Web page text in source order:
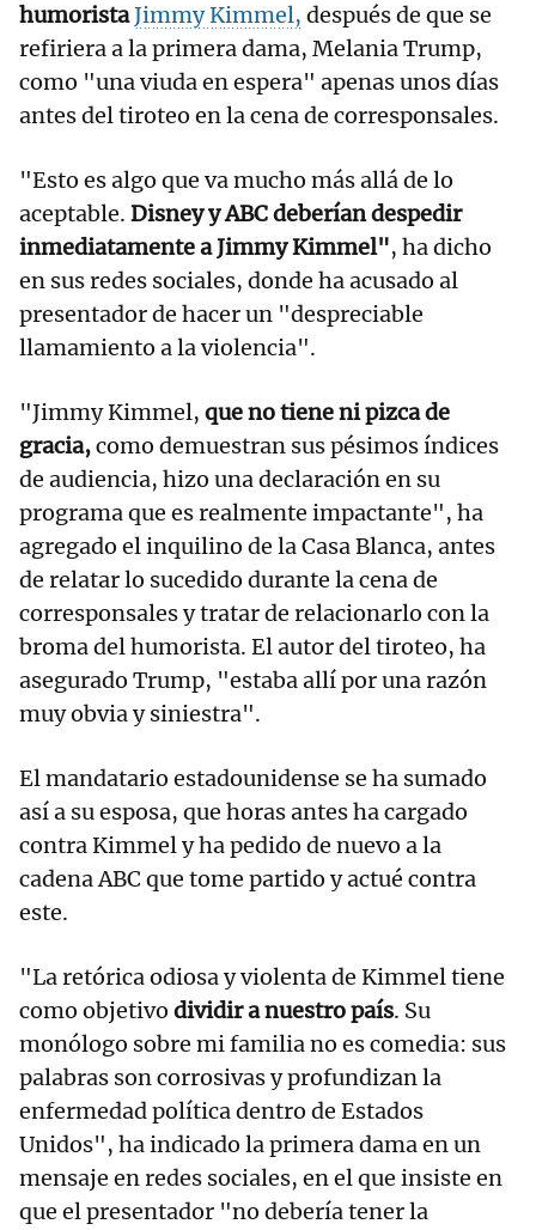
humoristaJimmy Kimmel, después de que se
refiriera a la primera dama, Melania Trump,
como "una viuda en espera" apenas unos días
antes del tiroteo en la cena de corresponsales.
"Esto es algo que va mucho más allá de lo
aceptable. Disney y ABC deberían despedir
inmediatamente a Jimmy Kimmel", ha dicho
en sus redes sociales, donde ha acusado al
presentador de hacer un "despreciable
llamamiento a la violencia".
"Jimmy Kimmel, que no tiene ni pizca de
gracia,como demuestran sus pésimos índices
de audiencia, hizo una declaración en su
programa que es realmente impactante", ha
agregado el inquilino de la Casa Blanca, antes
de relatar lo sucedido durante la cena de
corresponsales y tratar de relacionarlo con la
broma del humorista. El autor del tiroteo, ha
asegurado Trump, "estaba allí por una razón
muy obvia y siniestra".
El mandatario estadounidense se ha sumado
así a su esposa, que horas antes ha cargado
contra Kimmel y ha pedido de nuevo a la
cadena ABC que tome partido y actué contra
este.
"La retórica odiosa y violenta de Kimmel tiene
como objetivo dividir a nuestro país. Su
monólogo sobre mi familia no es comedia: sus
palabras son corrosivas y profundizan la
enfermedad política dentro de Estados
Unidos", ha indicado la primera dama en un
mensaje en redes sociales, en el que insiste en
que el presentador "no debería tener la